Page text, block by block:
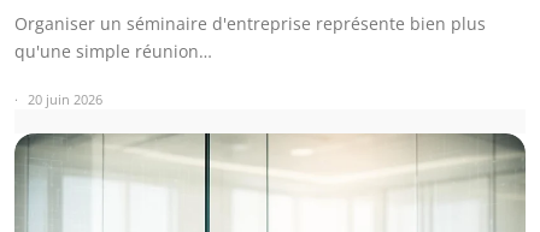
Organiser un séminaire d'entreprise représente bien plus
qu'une simple réunion…
20 juin 2026